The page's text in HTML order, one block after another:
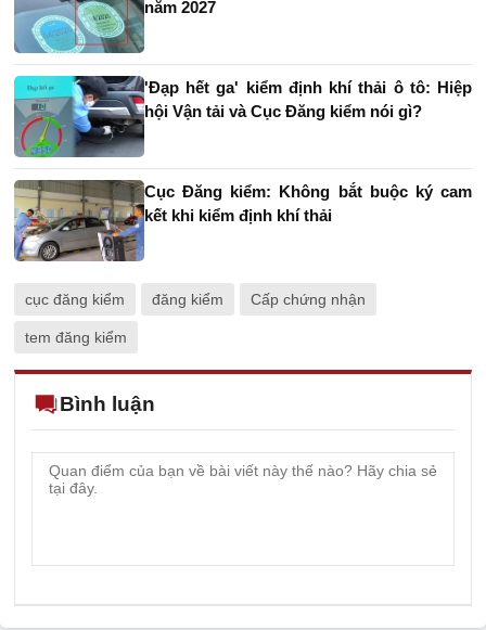
năm 2027
'Đạp hết ga' kiểm định khí thải ô tô: Hiệp
hội Vận tải và Cục Đăng kiểm nói gì?
Cục Đăng kiểm: Không bắt buộc ký cam
kết khi kiểm định khí thải
cục đăng kiểm đăng kiểm Cấp chứng nhận
tem đăng kiểm
Bình luận